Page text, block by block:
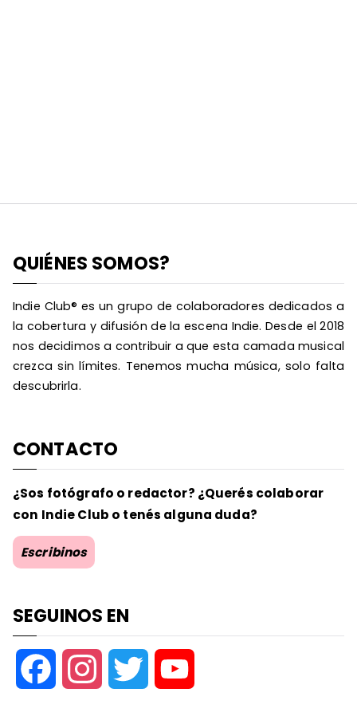
QUIÉNES SOMOS?
Indie Club® es un grupo de colaboradores dedicados a
la cobertura y difusión de la escena Indie. Desde el 2018
nos decidimos a contribuir a que esta camada musical
crezca sin límites. Tenemos mucha música, solo falta
descubrirla.
CONTACTO
¿Sos fotógrafo o redactor? ¿Querés colaborar
con Indie Club o tenés alguna duda?
Escribinos
SEGUINOS EN